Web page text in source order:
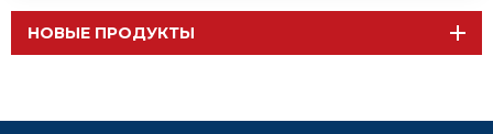
НОВЫЕ ПРОДУКТЫ